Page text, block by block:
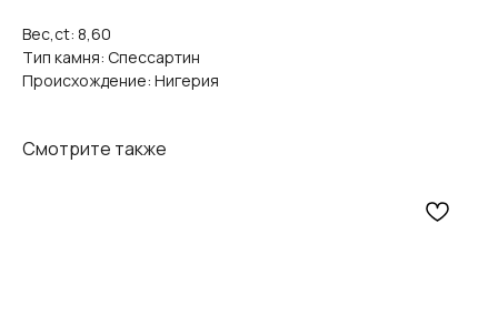
Вес,ct: 8,60
Тип камня: Спессартин
Происхождение: Нигерия
Смотрите также